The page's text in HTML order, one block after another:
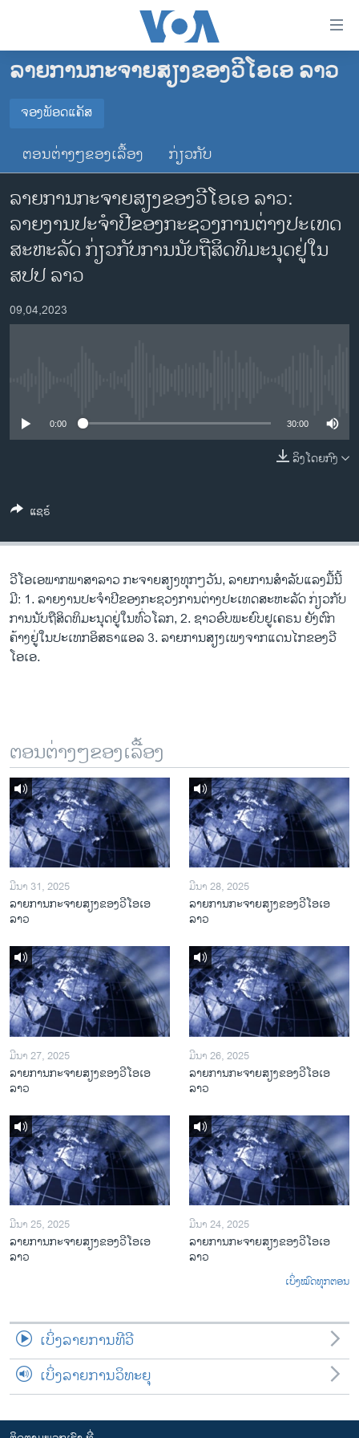
ເຂົ້າ
ຂ້າມ
ໄປ
ຊອກ
ຄົ້ນ
ໂຮມເພຈ
ລາວ
ອາເມຣິກາ
ການເລືອກຕັ້ງ ປະທານາທີບໍດີ ສະຫະລັດ 2024
ຂ່າວ​ຈີນ
ໂລກ
ເອເຊຍ
ອິດສະຫຼະພາບດ້ານການຂ່າວ
ຊີວິດຊາວລາວ
ພາສາອັງກິດ
ລາຍການກະຈາຍສຽງ
ລາຍງານ
ພາສາຕ່າງໆ
ລາຍການກະຈາຍສຽງຂອງວີໂອເອ ລາວ
ຈອງພັອດແຄັສ
ຈອງພັອດແຄັສ
YouTube
ຕອນຕ່າງໆຂອງເລື້ອງ ກ່ຽວກັບ
ລາຍການກະຈາຍສຽງຂອງວີໂອເອ ລາວ:
ລາຍງານປະຈໍາປີຂອງກະຊວງການຕ່າງປະເທດ
ສະຫະລັດ ກ່ຽວກັບການນັບຖືສິດທິມະນຸດຢູ່ໃນ
ສປປ ລາວ
09,04,2023
0:00 30:00
ລິງໂດຍກົງ
ແຊຣ໌
ວີ​ໂອ​ເອພາກ​ພາສາ​ລາວ​ ກະຈາຍສຽງ​ທຸກໆ​ວັນ, ລາຍການສໍາລັບແລງມື້ນີ້
ມີ: 1. ລາຍງານປະຈໍາປີຂອງກະຊວງການຕ່າງປະເທດສະຫະລັດ ກ່ຽວກັບ
ການນັບຖືສິດທິມະນຸດຢູ່ໃນທົ່ວໂລກ, 2. ຊາວອົບພະຍົບຢູເຄຣນ ຍັງຕົກ
ຄ້າງຢູ່ໃນປະເທກອິສຣາແອລ ​3. ລາຍ​ການ​ສຽງ​ເພງ​ຈາກ​ແດນ​ໄກ​ຂອງວີ​
ໂອ​ເອ.
ຕອນຕ່າງໆຂອງເລື້ອງ
ມີນາ 31, 2025
ລາຍການກະຈາຍສຽງຂອງວີໂອເອ
ລາວ
ມີນາ 28, 2025
ລາຍການກະຈາຍສຽງຂອງວີໂອເອ
ລາວ
ມີນາ 27, 2025
ລາຍການກະຈາຍສຽງຂອງວີໂອເອ
ລາວ
ມີນາ 26, 2025
ລາຍການກະຈາຍສຽງຂອງວີໂອເອ
ລາວ
ມີນາ 25, 2025
ລາຍການກະຈາຍສຽງຂອງວີໂອເອ
ລາວ
ມີນາ 24, 2025
ລາຍການກະຈາຍສຽງຂອງວີໂອເອ
ລາວ
ເບິ່ງໝົດທຸກຕອນ
ເບິ່ງລາຍການທີວີ
ເບິ່ງລາຍການວິທະຍຸ